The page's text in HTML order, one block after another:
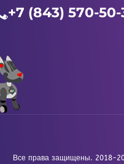
+7 (843) 570-50-
Все права защищены. 2018-